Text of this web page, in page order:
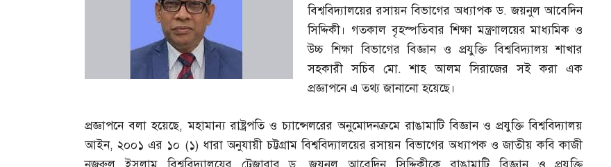
বিশ্ববিদ্যালয়ের রসায়ন বিভাগের অধ্যাপক ড.জয়নুল আবেদিন
সিদ্দিকী। গতকাল বৃহস্পতিবার শিক্ষা মন্ত্রণালয়ের মাধ্যমিক ও
উচ্চ শিক্ষা বিভাগের বিজ্ঞান ও প্রযুক্তি বিশ্ববিদ্যালয় শাখার
সহকারী সচিব মো.শাহ আলম সিরাজের সই করা এক
প্রজ্ঞাপনে এ তথ্য জানানো হয়েছে।
প্রজ্ঞাপনে বলা হয়েছে,মহামান্য রাষ্ট্রপতি ও চ্যান্সেলরের অনুমোদনক্রমে রাঙামাটি বিজ্ঞান ও প্রযুক্তি বিশ্ববিদ্যালয়
আইন,২০০১ এর ১০ (১) ধারা অনুযায়ী চট্টগ্রাম বিশ্ববিদ্যালয়ের রসায়ন বিভাগের অধ্যাপক ও জাতীয় কবি কাজী